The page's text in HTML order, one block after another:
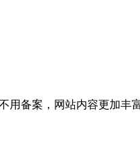
用备案，网站内容更加丰